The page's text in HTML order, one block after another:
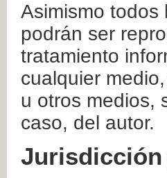
Asimismo todos
podrán ser
tratamiento
cualquier
u otros medios,
caso, del autor.
Jurisdicción